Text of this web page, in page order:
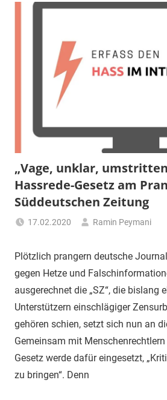
„Vage, unklar,
Hassrede-Gesetz am
Süddeutschen Zeitung
17.02.2020
Ramin Peymani
Plötzlich prangern deutsche
gegen Hetze und
ausgerechnet die „SZ“, die bislang
Unterstützern einschlägiger
gehören schien, setzt sich nun an
Gemeinsam mit
Gesetz werde dafür eingesetzt,
zu bringen“. Denn